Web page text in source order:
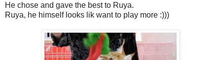
He chose and gave the best to Ruya.
Ruya, he himself looks lik want to play more :)))